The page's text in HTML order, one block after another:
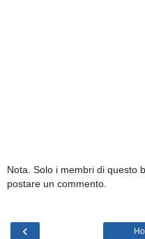
Nota. Solo i membri di questo
postare un commento.
‹